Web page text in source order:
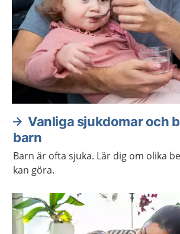
Vanliga sjukdomar och
barn
Barn är ofta sjuka. Lär dig om olika
kan göra.